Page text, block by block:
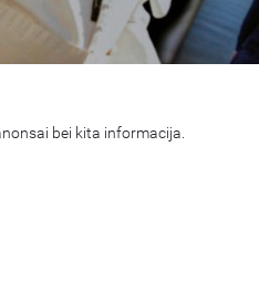
bei kita informacija.